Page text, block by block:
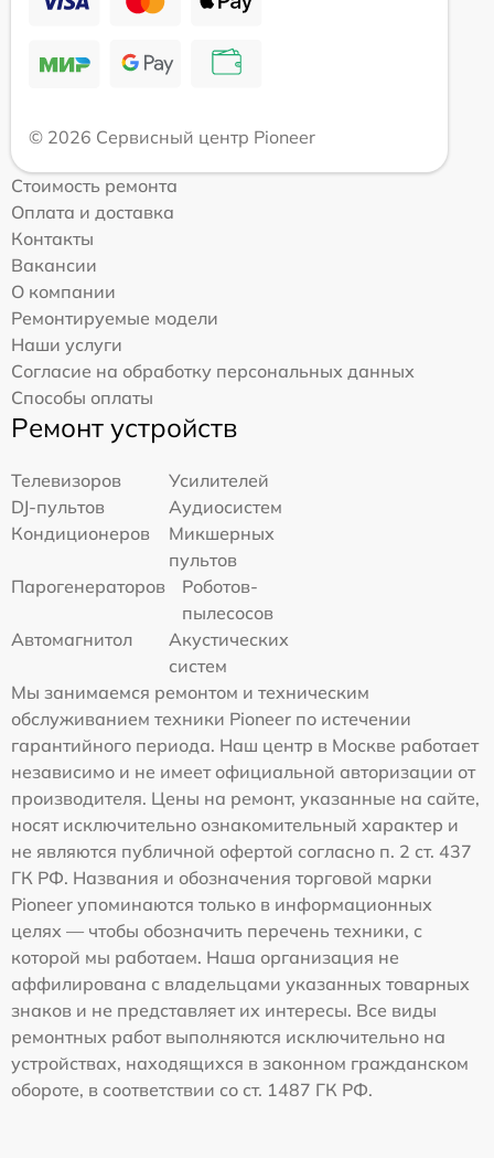
© 2026 Сервисный центр Pioneer
Стоимость ремонта
Оплата и доставка
Контакты
Вакансии
О компании
Ремонтируемые модели
Наши услуги
Согласие на обработку персональных данных
Способы оплаты
Ремонт устройств
Телевизоров
Усилителей
DJ-пультов
Аудиосистем
Кондиционеров
Микшерных
пультов
Парогенераторов
Роботов-
пылесосов
Автомагнитол
Акустических
систем
Мы занимаемся ремонтом и техническим
обслуживанием техники Pioneer по истечении
гарантийного периода. Наш центр в Москве работает
независимо и не имеет официальной авторизации от
производителя. Цены на ремонт, указанные на сайте,
носят исключительно ознакомительный характер и
не являются публичной офертой согласно п. 2 ст. 437
ГК РФ. Названия и обозначения торговой марки
Pioneer упоминаются только в информационных
целях — чтобы обозначить перечень техники, с
которой мы работаем. Наша организация не
аффилирована с владельцами указанных товарных
знаков и не представляет их интересы. Все виды
ремонтных работ выполняются исключительно на
устройствах, находящихся в законном гражданском
обороте, в соответствии со ст. 1487 ГК РФ.